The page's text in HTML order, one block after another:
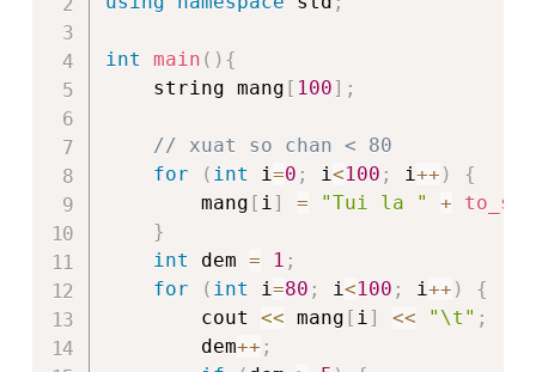
int main ( ) {
    string mang
[ 100] ;
// xuat so chan < 80
for
( int i=0 ; i<100 ; i++ )
{
	    mang
[ i] = "Tui la " +
}
int dem = 1 ;
for
( int i=80 ; i<100 ; i++ )
{
	    cout
<< mang [ i] << "\t" ;
	    dem
++ ;